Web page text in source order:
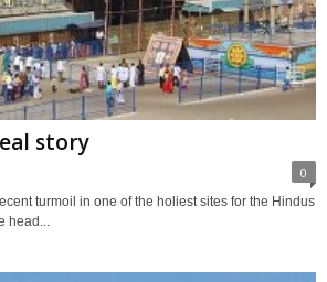
story
0
turmoil in one of the holiest sites for the Hindus